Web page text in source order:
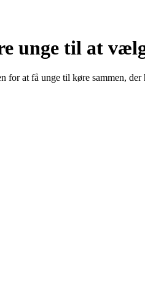
unge til at
at få unge til køre sammen, der